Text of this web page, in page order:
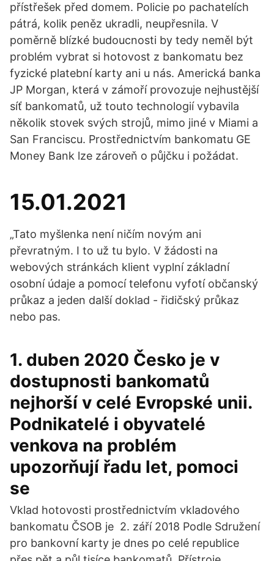
přístřešek před domem. Policie po pachatelích
pátrá, kolik peněz ukradli, neupřesnila. V
poměrně blízké budoucnosti by tedy neměl být
problém vybrat si hotovost z bankomatu bez
fyzické platební karty ani u nás. Americká banka
JP Morgan, která v zámoří provozuje nejhustější
síť bankomatů, už touto technologií vybavila
několik stovek svých strojů, mimo jiné v Miami a
San Franciscu. Prostřednictvím bankomatu GE
Money Bank lze zároveň o půjčku i požádat.
15.01.2021
„Tato myšlenka není ničím novým ani
převratným. I to už tu bylo. V žádosti na
webových stránkách klient vyplní základní
osobní údaje a pomocí telefonu vyfotí občanský
průkaz a jeden další doklad - řidičský průkaz
nebo pas.
1. duben 2020 Česko je v
dostupnosti bankomatů
nejhorší v celé Evropské unii.
Podnikatelé i obyvatelé
venkova na problém
upozorňují řadu let, pomoci
se
Vklad hotovosti prostřednictvím vkladového
bankomatu ČSOB je 2. září 2018 Podle Sdružení
pro bankovní karty je dnes po celé republice